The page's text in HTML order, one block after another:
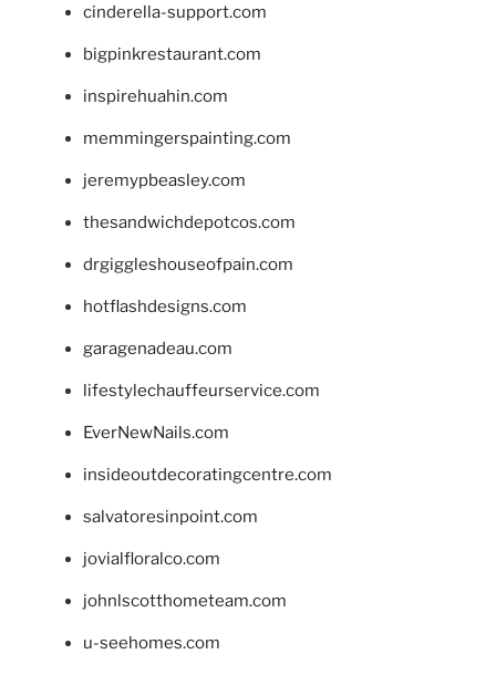
cinderella-support.com
bigpinkrestaurant.com
inspirehuahin.com
memmingerspainting.com
jeremypbeasley.com
thesandwichdepotcos.com
drgiggleshouseofpain.com
hotflashdesigns.com
garagenadeau.com
lifestylechauffeurservice.com
EverNewNails.com
insideoutdecoratingcentre.com
salvatoresinpoint.com
jovialfloralco.com
johnlscotthometeam.com
u-seehomes.com